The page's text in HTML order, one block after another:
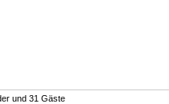
und 31 Gäste